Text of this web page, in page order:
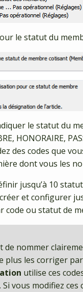
le statut du
le statut du
HONORAIRE,
des codes que
dont vous les
jusqu’à 10
et configurer
code ou statut de
de nommer
plus les corriger
utilise ces
vous modifiez ces